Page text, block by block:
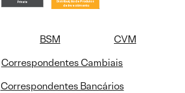
BSM
CVM
Correspondentes Cambiais
Correspondentes Bancários